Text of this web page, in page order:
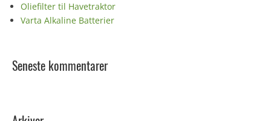
Oliefilter til Havetraktor
Varta Alkaline Batterier
Seneste kommentarer